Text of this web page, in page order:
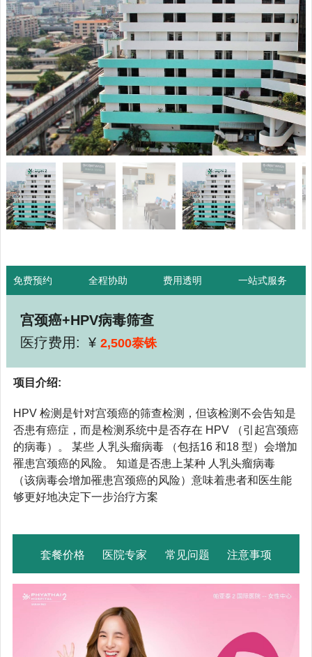
免费预约 全程协助 费用透明 一站式服务
宫颈癌+HPV病毒筛查
医疗费用: ¥ 2,500泰铢
项目介绍:
HPV 检测是针对宫颈癌的筛查检测，但该检测不会告知是
否患有癌症，而是检测系统中是否存在 HPV （引起宫颈癌
的病毒）。 某些 人乳头瘤病毒 （包括16 和18 型）会增加
罹患宫颈癌的风险。 知道是否患上某种 人乳头瘤病毒
（该病毒会增加罹患宫颈癌的风险）意味着患者和医生能
够更好地决定下一步治疗方案
套餐价格 医院专家 常见问题 注意事项